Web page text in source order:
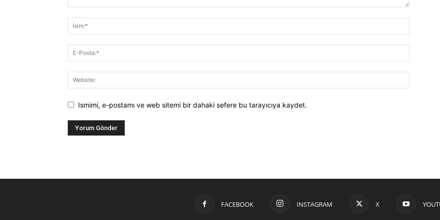
Ismimi, e-postamı ve web sitemi bir dahaki sefere bu tarayıcıya kaydet.
FACEBOOK INSTAGRAM X